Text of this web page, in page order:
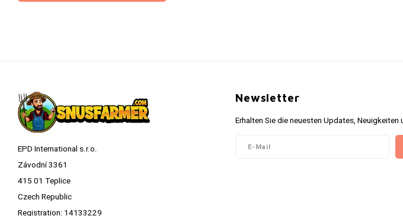
EPD International s.r.o.
Závodní 3361
415 01 Teplice
Czech Republic
Registration: 14133229
Newsletter
Erhalten Sie die neuesten Updates,